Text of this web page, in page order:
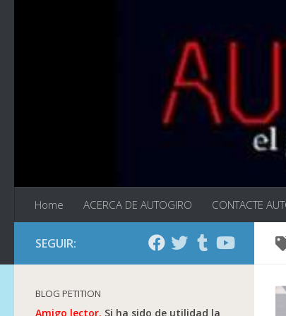
Home ACERCA DE AUTOGIRO CONTACTE
SEGUIR:
BLOG PETITION
Amigo lector. Si ha sido de utilidad la